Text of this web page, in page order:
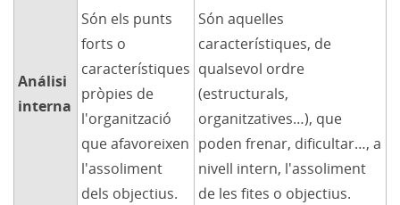
Análisi
interna
Són els punts
forts o
característiques
pròpies de
l'organització
que afavoreixen
l'assoliment
dels objectius.
Són aquelles
característiques, de
qualsevol ordre
(estructurals,
organitzatives…), que
poden frenar, dificultar…, a
nivell intern, l'assoliment
de les fites o objectius.